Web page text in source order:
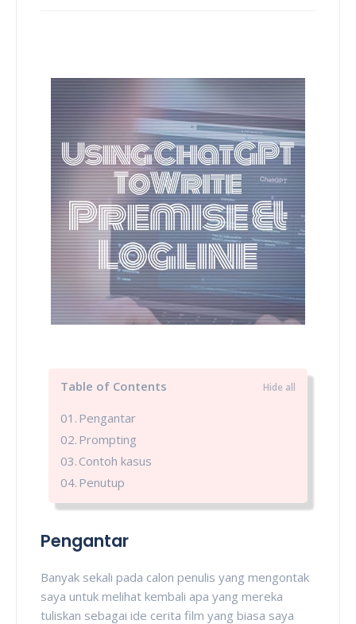
Table of Contents
Pengantar
Prompting
Contoh kasus
Penutup
Pengantar
Banyak sekali pada calon penulis yang mengontak
saya untuk melihat kembali apa yang mereka
tuliskan sebagai ide cerita film yang biasa saya